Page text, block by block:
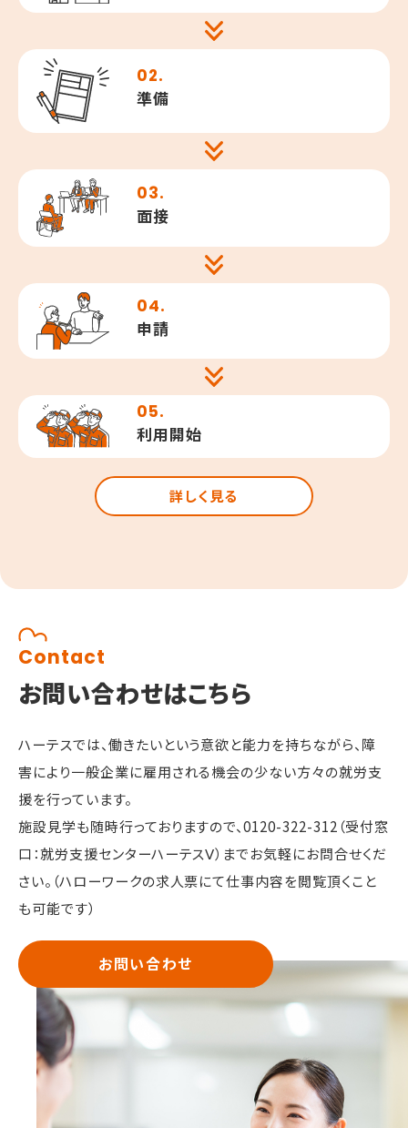
02.
準備
03.
面接
04.
申請
05.
利用開始
詳しく見る
Contact
お問い合わせはこちら
ハーテスでは、働きたいという意欲と能力を持ちながら、 障
害により一般企業に雇用される機会の少ない方々の就労支
援を行っています。
施設見学も随時行っておりますので、0120-322-312（受付窓
口：就労支援センターハーテスⅤ）までお気軽にお問合せくだ
さい。（ハローワークの求人票にて仕事内容を閲覧頂くこと
も可能です）
お問い合わせ